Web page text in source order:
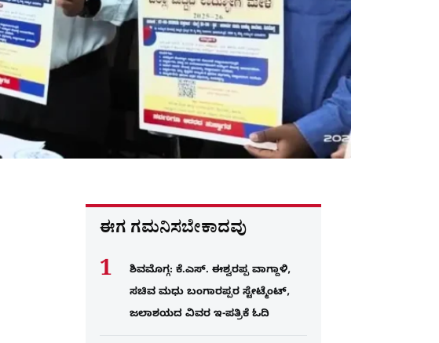
ಈಗ ಗಮನಿಸಬೇಕಾದವು
ಶಿವಮೊಗ್ಗ: ಕೆ.ಎಸ್. ಈಶ್ವರಪ್ಪ ವಾಗ್ದಾಳಿ,
ಸಚಿವ ಮಧು ಬಂಗಾರಪ್ಪರ ಸ್ಟೇಟ್ಮೆಂಟ್,
ಜಲಾಶಯದ ವಿವರ ಇ-ಪತ್ರಿಕೆ ಓದಿ